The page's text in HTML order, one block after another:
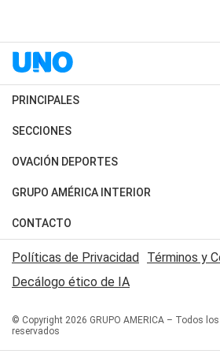
PRINCIPALES
Últimas Noticias
Política
Judiciales
Economia
SECCIONES
Horóscopo
Motores
Trucos caseros
Series y Películas
Edictos y Solicitadas
OVACIÓN DEPORTES
Fútbol
Mundial
Automovilismo
Rugby
Básquet
GRUPO AMÉRICA INTERIOR
Canal 7 en Vivo
San Juan 8
CONTACTO
Acerca de Nosotros
Contactanos
Políticas de Privacidad Términos y
Decálogo ético de IA
© Copyright 2026 GRUPO AMERICA – Todos
reservados